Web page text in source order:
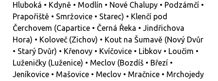
Hluboká • Kdyně • Modlín • Nové Chalupy • Podzámčí •
Prapořiště • Smržovice • Starec) • Klenčí pod
Čerchovem (Capartice • Černá Řeka • Jindřichova
Hora) • Koloveč (Zichov) • Kout na Šumavě (Nový Dvůr
• Starý Dvůr) • Křenovy • Kvíčovice • Libkov • Loučim •
Luženičky (Luženice) • Meclov (Bozdíš • Březí •
Jeníkovice • Mašovice • Meclov • Mračnice • Mrchojedy